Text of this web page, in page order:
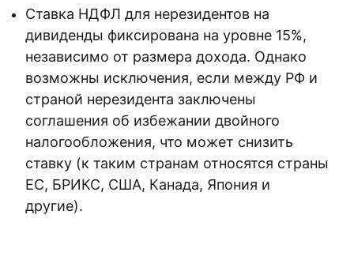
Ставка НДФЛ для нерезидентов на
дивиденды фиксирована на уровне 15%,
независимо от размера дохода. Однако
возможны исключения, если между РФ и
страной нерезидента заключены
соглашения об избежании двойного
налогообложения, что может снизить
ставку (к таким странам относятся страны
ЕС, БРИКС, США, Канада, Япония и
другие).